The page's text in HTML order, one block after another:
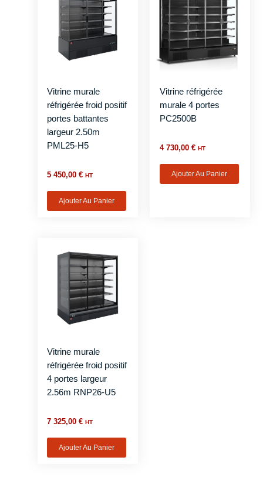
Vitrine murale
réfrigérée froid positif
portes battantes
largeur 2.50m
PML25-H5
5 450,00€ HT
Ajouter Au Panier
Vitrine réfrigérée
murale 4 portes
PC2500B
4 730,00 € HT
Ajouter Au Panier
Vitrine murale
réfrigérée froid positif
4 portes largeur
2.56m RNP26-U5
7 325,00€ HT
Ajouter Au Panier